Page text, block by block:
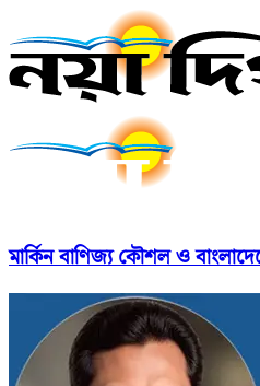
মার্কিন বাণিজ্য কৌশল ও